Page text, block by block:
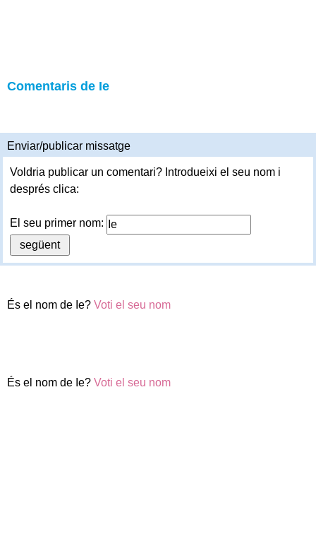
Comentaris de Ie
Enviar/publicar missatge
Voldria publicar un comentari? Introdueixi el seu nom i
després clica:
El seu primer nom:
És el nom de Ie? Voti el seu nom
És el nom de Ie? Voti el seu nom